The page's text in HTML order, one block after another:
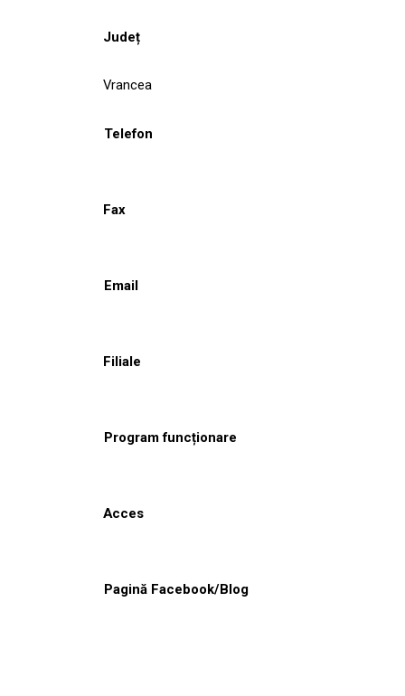
Județ
Vrancea
Telefon
Fax
Email
Filiale
Program funcționare
Acces
Pagină Facebook/Blog